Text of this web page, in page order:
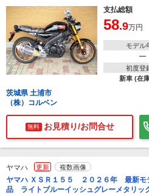
支払総額
58.9万円
モデル
―
初度登
新車 (在
茨城県 土浦市
（株）コルベン
無料 お見積り/お問合せ
ヤマハ 更新 複数画像
ヤマハ ＸＳＲ１５５ ２０２６年 最新
品 ライトブルーイッシュグレーメタリッ